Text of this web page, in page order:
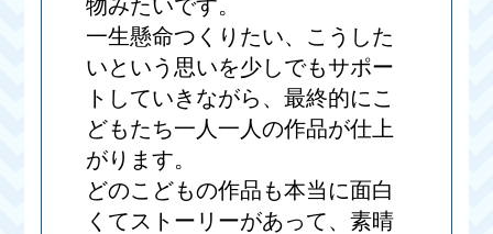
物みたいです。
一生懸命つくりたい、こうした
いという思いを少しでもサポー
トしていきながら、最終的にこ
どもたち一人一人の作品が仕上
がります。
どのこどもの作品も本当に面白
くてストーリーがあって、素晴